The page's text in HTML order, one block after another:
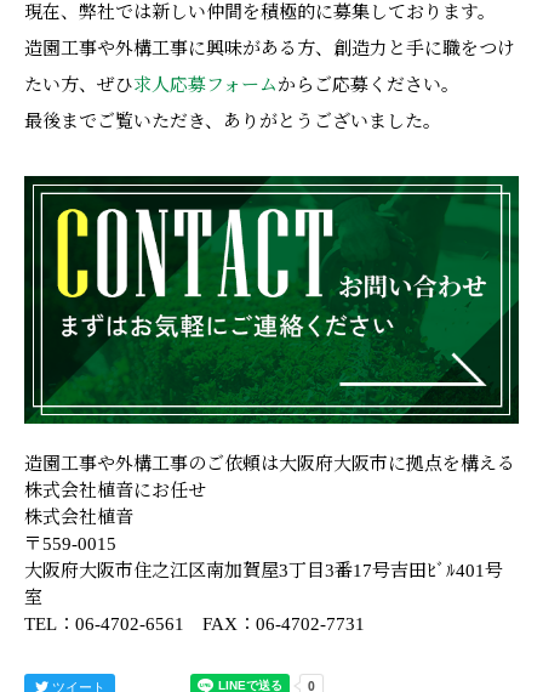
現在、弊社では新しい仲間を積極的に募集しております。
造園工事や外構工事に興味がある方、創造力と手に職をつけ
たい方、ぜひ求人応募フォームからご応募ください。
最後までご覧いただき、ありがとうございました。
造園工事や外構工事のご依頼は大阪府大阪市に拠点を構える
株式会社植音にお任せ
株式会社植音
〒559-0015
大阪府大阪市住之江区南加賀屋3丁目3番17号吉田ﾋﾞﾙ401号
室
TEL：06-4702-6561 FAX：06-4702-7731
ツイート